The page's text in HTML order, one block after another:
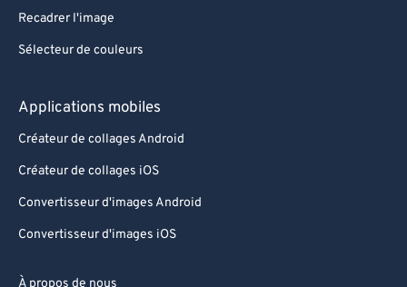
Recadrer l'image
Sélecteur de couleurs
Applications mobiles
Créateur de collages Android
Créateur de collages iOS
Convertisseur d'images Android
Convertisseur d'images iOS
À propos de nous